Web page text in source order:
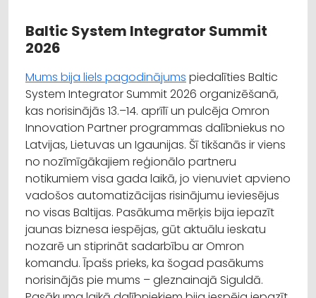
Baltic System Integrator Summit
2026
Mums bija liels pagodinājums piedalīties Baltic
System Integrator Summit 2026 organizēšanā,
kas norisinājās 13.–14. aprīlī un pulcēja Omron
Innovation Partner programmas dalībniekus no
Latvijas, Lietuvas un Igaunijas. Šī tikšanās ir viens
no nozīmīgākajiem reģionālo partneru
notikumiem visa gada laikā, jo vienuviet apvieno
vadošos automatizācijas risinājumu ieviesējus
no visas Baltijas. Pasākuma mērķis bija iepazīt
jaunas biznesa iespējas, gūt aktuālu ieskatu
nozarē un stiprināt sadarbību ar Omron
komandu. Īpašs prieks, ka šogad pasākums
norisinājās pie mums – gleznainajā Siguldā.